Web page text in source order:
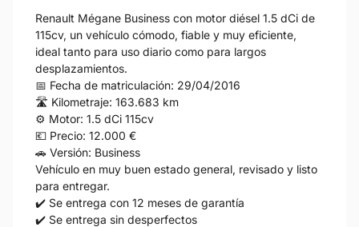
Renault Mégane Business con motor diésel 1.5 dCi de
115cv, un vehículo cómodo, fiable y muy eficiente,
ideal tanto para uso diario como para largos
desplazamientos.
📅 Fecha de matriculación: 29/04/2016
🛣 Kilometraje: 163.683 km
⚙️ Motor: 1.5 dCi 115cv
💶 Precio: 12.000 €
🚗 Versión: Business
Vehículo en muy buen estado general, revisado y listo
para entregar.
✔️ Se entrega con 12 meses de garantía
✔️ Se entrega sin desperfectos